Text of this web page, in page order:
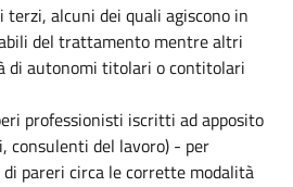
terzi, alcuni dei quali agiscono in
del trattamento mentre altri
di autonomi titolari o contitolari
professionisti iscritti ad apposito
consulenti del lavoro) - per
di pareri circa le corrette modalità